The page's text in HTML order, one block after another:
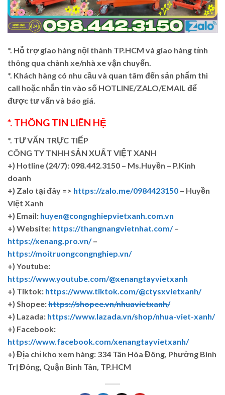
*. Hỗ trợ giao hàng nội thành TP.HCM và giao hàng tỉnh
thông qua chành xe/nhà xe vận chuyển.
*. Khách hàng có nhu cầu và quan tâm đến sản phẩm thì
call hoặc nhắn tin vào số HOTLINE/ZALO/EMAIL để
được tư vấn và báo giá.
*. THÔNG TIN LIÊN HỆ
*. TƯ VẤN TRỰC TIẾP
CÔNG TY TNHH SẢN XUẤT VIỆT XANH
+) Hotline (24/7): 098.442.3150 – Ms.Huyền – P.Kinh
doanh
+) Zalo tại đây => https://zalo.me/0984423150 – Huyền
Việt Xanh
+) Email: huyen@congnghiepvietxanh.com.vn
+) Website: https://thangnangvietnhat.com/–
https://xenang.pro.vn/–
https://moitruongcongnghiep.vn/
+) Youtube:
https://www.youtube.com/@xenangtayvietxanh
+) Tiktok: https://www.tiktok.com/@ctysxvietxanh/
+) Shopee:https://shopee.vn/nhuavietxanh/
+) Lazada: https://www.lazada.vn/shop/nhua-viet-xanh/
+) Facebook:
https://www.facebook.com/xenangtayvietxanh/
+) Địa chỉ kho xem hàng: 334 Tân Hòa Đông, Phường Bình
Trị Đông, Quận Bình Tân, TP.HCM